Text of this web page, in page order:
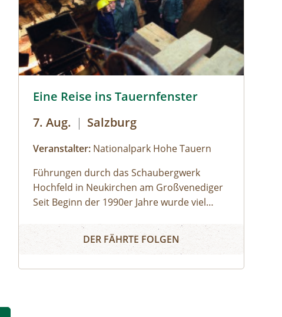
Eine Reise ins Tauernfenster
7. Aug. | Salzburg
Veranstalter: Nationalpark Hohe Tauern
Führungen durch das Schaubergwerk
Hochfeld in Neukirchen am Großvenediger
Seit Beginn der 1990er Jahre wurde viel
eine Erlebnisausstellung umzubauen. Die
Attraktion unter Tage bietet spannende
Eine Reise ins Tauernfenster
DER FÄHRTE FOLGEN